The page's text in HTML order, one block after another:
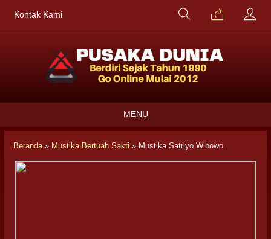
Kontak Kami
MENU
Beranda» Mustika Bertuah Sakti » Mustika Satriyo Wibowo